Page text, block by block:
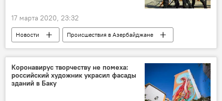
17 марта 2020, 23:32
Новости
Происшествия в Азербайджане
Происшествия
ЖИЗНЬ
Кража
Баку
автомобили женщина
Коронавирус творчеству не помеха:
российский художник украсил фасады
зданий в Баку